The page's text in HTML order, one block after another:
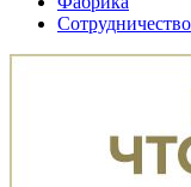
Сотрудничество